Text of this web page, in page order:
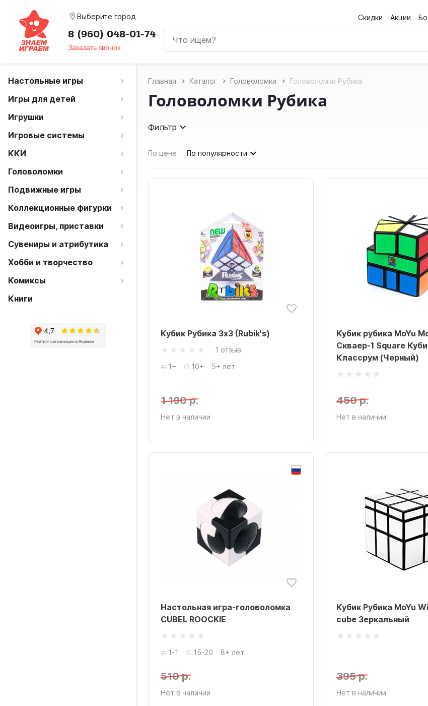
room Выберите город Скидки Акции
8 (960) 048-01-74
Заказать звонок
Настольные игры
Игры для детей
Игрушки
Игровые системы
ККИ
Головоломки
Подвижные игры
Коллекционные фигурки
Видеоигры, приставки
Сувениры и атрибутика
Хобби и творчество
Комиксы
Книги
Главная Каталог Головоломки Головоломки Рубика
Головоломки Рубика
Фильтр
По цене По популярности
Кубик Рубика 3х3 (Rubik's)
1 отзыв
1+
10+ 5+ лет
1 190 р.
Нет в наличии
Кубик рубика MoYu
Скваер-1 Square
Классрум (Черный)
450 р.
Нет в наличии
Настольная игра-головоломка
CUBEL ROOCKIE
1-1 15-20 8+ лет
510 р.
Нет в наличии
Кубик Рубика MoYu
cube Зеркальный
395 р.
Нет в наличии